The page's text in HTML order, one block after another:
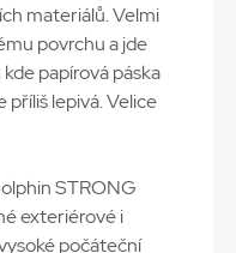
materiálů. Velmi
povrchu a jde
papírová páska
příliš lepivá. Velice
STRONG
exteriérové i
počáteční